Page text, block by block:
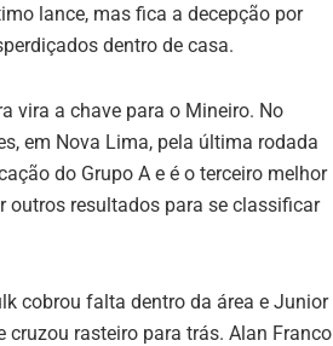
lance, mas fica a decepção por
dentro de casa.
vira a chave para o Mineiro. No
em Nova Lima, pela última rodada
do Grupo A e é o terceiro melhor
outros resultados para se classificar
cobrou falta dentro da área e Junior
rasteiro para trás. Alan Franco